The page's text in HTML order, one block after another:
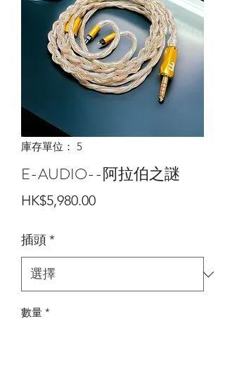
庫存單位： 5
E-AUDIO--阿拉伯之謎
HK$5,980.00價
插頭*
數量 *